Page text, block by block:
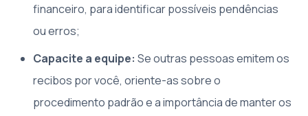
financeiro, para identificar possíveis pendências
ou erros;
Capacite a equipe: Se outras pessoas emitem os
recibos por você, oriente-as sobre o
procedimento padrão e a importância de manter os